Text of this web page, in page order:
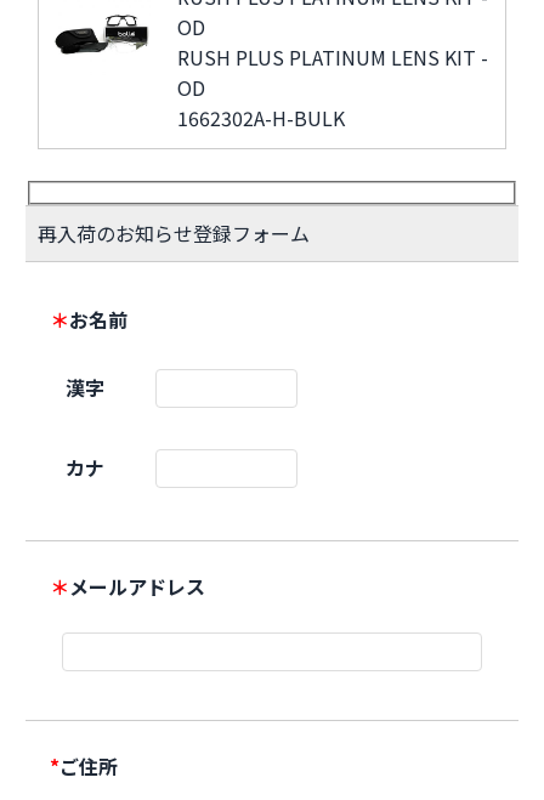
OD
RUSH PLUS PLATINUM LENS KIT -
OD
1662302A-H-BULK
再入荷のお知らせ登録フォーム
＊お名前
漢字
カナ
＊メールアドレス
*ご住所